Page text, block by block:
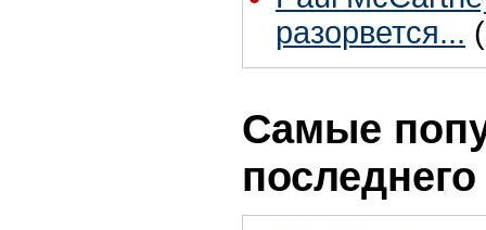
разорвется...
Самые